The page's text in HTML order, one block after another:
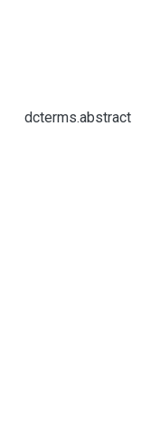
dcterms.abstract